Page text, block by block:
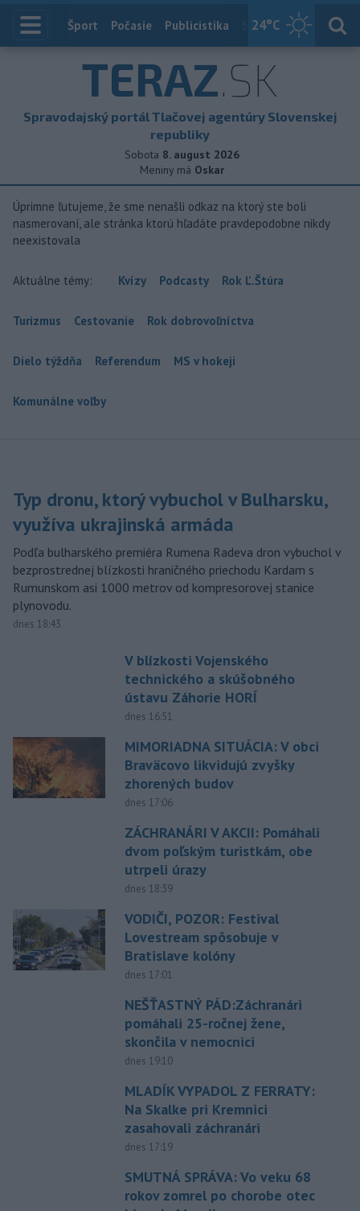
24°C
Index
Šport Počasie Publicistika Slovensko
TERAZ.SK
Spravodajský portál Tlačovej agentúry Slovenskej
republiky
Sobota 8. august 2026
Meniny má Oskar
Úprimne ľutujeme, že sme nenašli odkaz na ktorý ste boli
nasmerovaní, ale stránka ktorú hľadáte pravdepodobne nikdy
neexistovala
Aktuálne témy: Kvízy Podcasty Rok Ľ.Štúra
Turizmus Cestovanie Rok dobrovoľníctva
Dielo týždňa Referendum MS v hokeji
Komunálne voľby
Typ dronu, ktorý vybuchol v Bulharsku,
využíva ukrajinská armáda
Podľa bulharského premiéra Rumena Radeva dron vybuchol v
bezprostrednej blízkosti hraničného priechodu Kardam s
Rumunskom asi 1000 metrov od kompresorovej stanice
plynovodu.
dnes 18:43
V blízkosti Vojenského
technického a skúšobného
ústavu Záhorie HORÍ
dnes 16:51
MIMORIADNA SITUÁCIA: V obci
Braväcovo likvidujú zvyšky
zhorených budov
dnes 17:06
ZÁCHRANÁRI V AKCII: Pomáhali
dvom poľským turistkám, obe
utrpeli úrazy
dnes 18:39
VODIČI, POZOR: Festival
Lovestream spôsobuje v
Bratislave kolóny
dnes 17:01
NEŠŤASTNÝ PÁD:Záchranári
pomáhali 25-ročnej žene,
skončila v nemocnici
dnes 19:10
MLADÍK VYPADOL Z FERRATY:
Na Skalke pri Kremnici
zasahovali záchranári
dnes 17:19
SMUTNÁ SPRÁVA: Vo veku 68
rokov zomrel po chorobe otec